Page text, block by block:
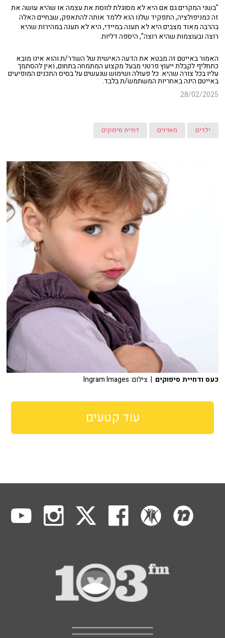
"בשני המקרים גם אם היא לא מסוגלת לווסת את עצמה או שהיא עושה את
זה כמניפולציה, התפקיד שלנו הוא ללמד אותה להתאפק, שבחיים האלה
בהרבה מאוד מצבים היא לא תענה במיידי, היא לא תענה במהירות שהיא
רוצה ובעוצמות שהיא רוצה", היספה דליות.
האמור באייטם זה מבטא את הדעה האישית של השדר/ת והוא אינו מובא
כתחליף לקבלת ייעוץ פרטני מבעל מקצוע המתמחה בתחום, ואין להסתמך
עליו בכל צורה שהיא. כל פעולה ושימוש שנעשים על בסיס התכנים המופיעים
באייטם הינה באחריות המשתמש/ת בלבד.
28/02/2025
ילדים מאזינים דחיית סיפוקים
כעס ודחיית סיפוקים | צילום: Ingram Images
עוד קטעים